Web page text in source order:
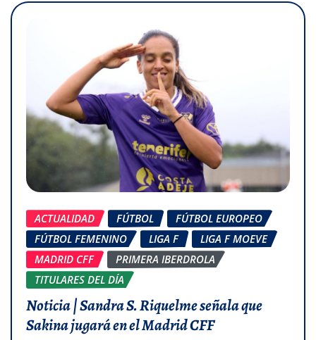
ACTUALIDAD FÚTBOL
FÚTBOL EUROPEO
FÚTBOL FEMENINO
LIGA F
LIGA F MOEVE
MADRID CFF
PRIMERA IBERDROLA
TITULARES DEL DÍA
Noticia | Sandra S. Riquelme señala que
Sakina jugará en el Madrid CFF